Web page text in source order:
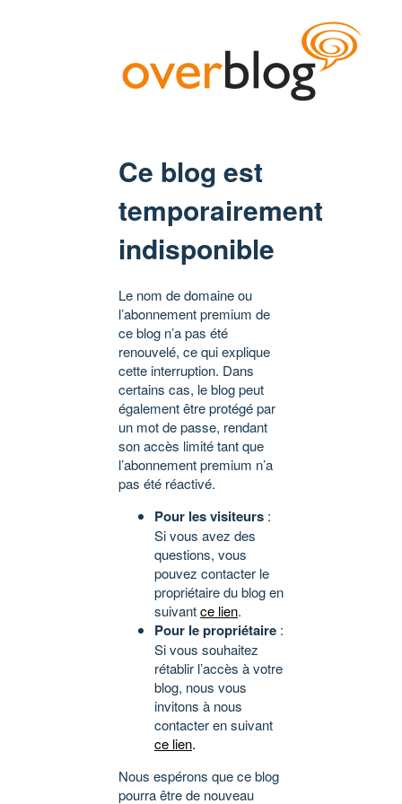
Ce blog est
temporairement
indisponible
Le nom de domaine ou
l’abonnement premium de
ce blog n’a pas été
renouvelé, ce qui explique
cette interruption. Dans
certains cas, le blog peut
également être protégé par
un mot de passe, rendant
son accès limité tant que
l’abonnement premium n’a
pas été réactivé.
Pour les visiteurs :
Si vous avez des
questions, vous
pouvez contacter le
propriétaire du blog en
suivantce lien.
Pour le propriétaire :
Si vous souhaitez
rétablir l’accès à votre
blog, nous vous
invitons à nous
contacter en suivant
ce lien.
Nous espérons que ce blog
pourra être de nouveau